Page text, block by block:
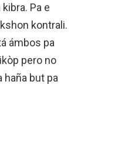
Pa e
kontrali.
ámbos pa
pero no
but pa